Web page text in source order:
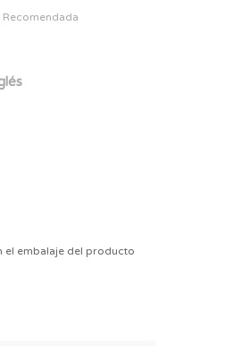
Recomendada
el embalaje del producto